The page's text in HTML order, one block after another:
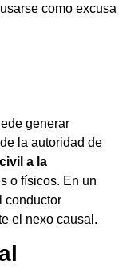
como excusa
generar
la autoridad de
a la
o físicos. En un
conductor
el nexo causal.